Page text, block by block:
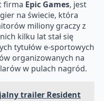
firma Epic Games, jest
na świecie, która
miliony graczy z
kilku lat stał się
tytułów e-sportowych
organizowanych na
w pulach nagród.
trailer Resident